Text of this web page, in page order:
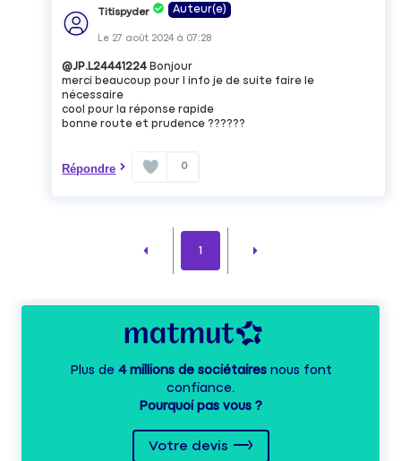
Titispyder Auteur(e)
Le 27 août 2024 à 07:28
@JP.L24441224 Bonjour
merci beaucoup pour l info je de suite faire le
nécessaire
cool pour la réponse rapide
bonne route et prudence ??????
Répondre 0
1
Plus de 4 millions de sociétairesnous font
confiance.
Pourquoi pas vous ?
Votre devis